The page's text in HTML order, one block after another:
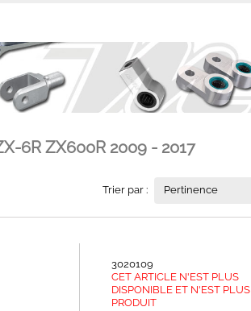
6R ZX600R 2009 - 2017
Trier par : Pertinence
3020109
CET ARTICLE N'EST PLUS
DISPONIBLE ET N'EST PLUS
PRODUIT